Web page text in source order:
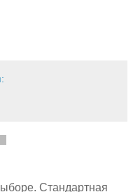
Стандартная